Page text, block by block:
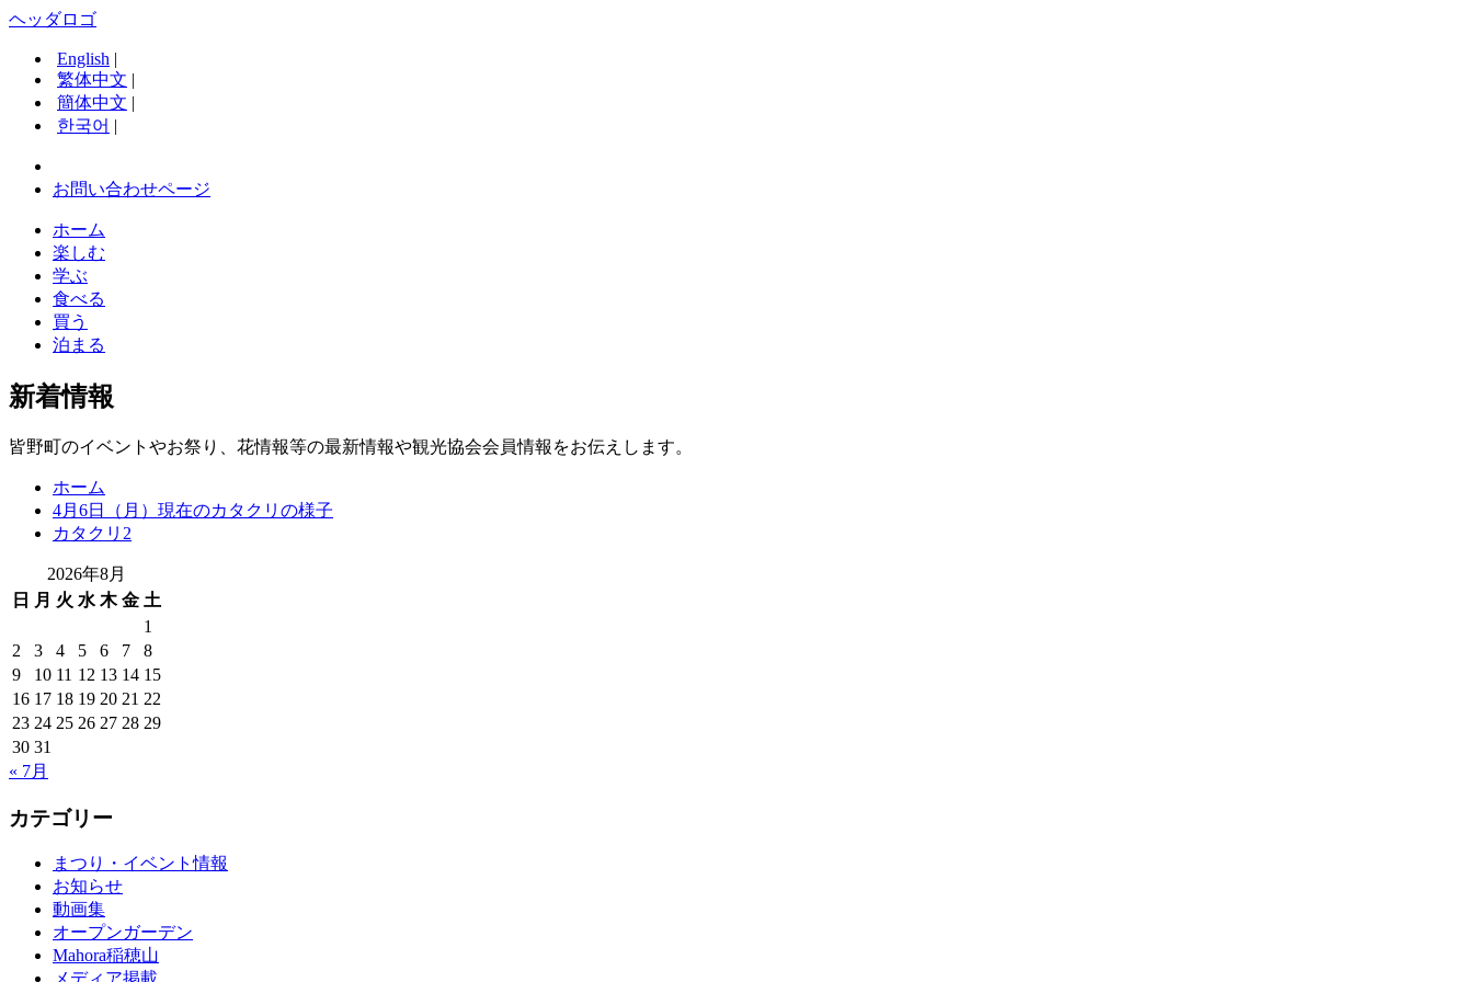
ヘッダロゴ
English |
繁体中文 |
簡体中文 |
한국어 |
お問い合わせページ
ホーム
楽しむ
学ぶ
食べる
買う
泊まる
新着情報
皆野町のイベントやお祭り、花情報等の最新情報や観光協会会員情報をお伝えします。
ホーム
4月6日（月）現在のカタクリの様子
カタクリ2
2026年8月
日
月 火 水 木 金 土
1
2
3 4 5 6 7
8
9
10 11 12 13 14 15
16 17 18 19 20 21 22
23 24 25 26 27 28 29
30 31
« 7月
カテゴリー
まつり・イベント情報
お知らせ
動画集
オープンガーデン
Mahora稲穂山